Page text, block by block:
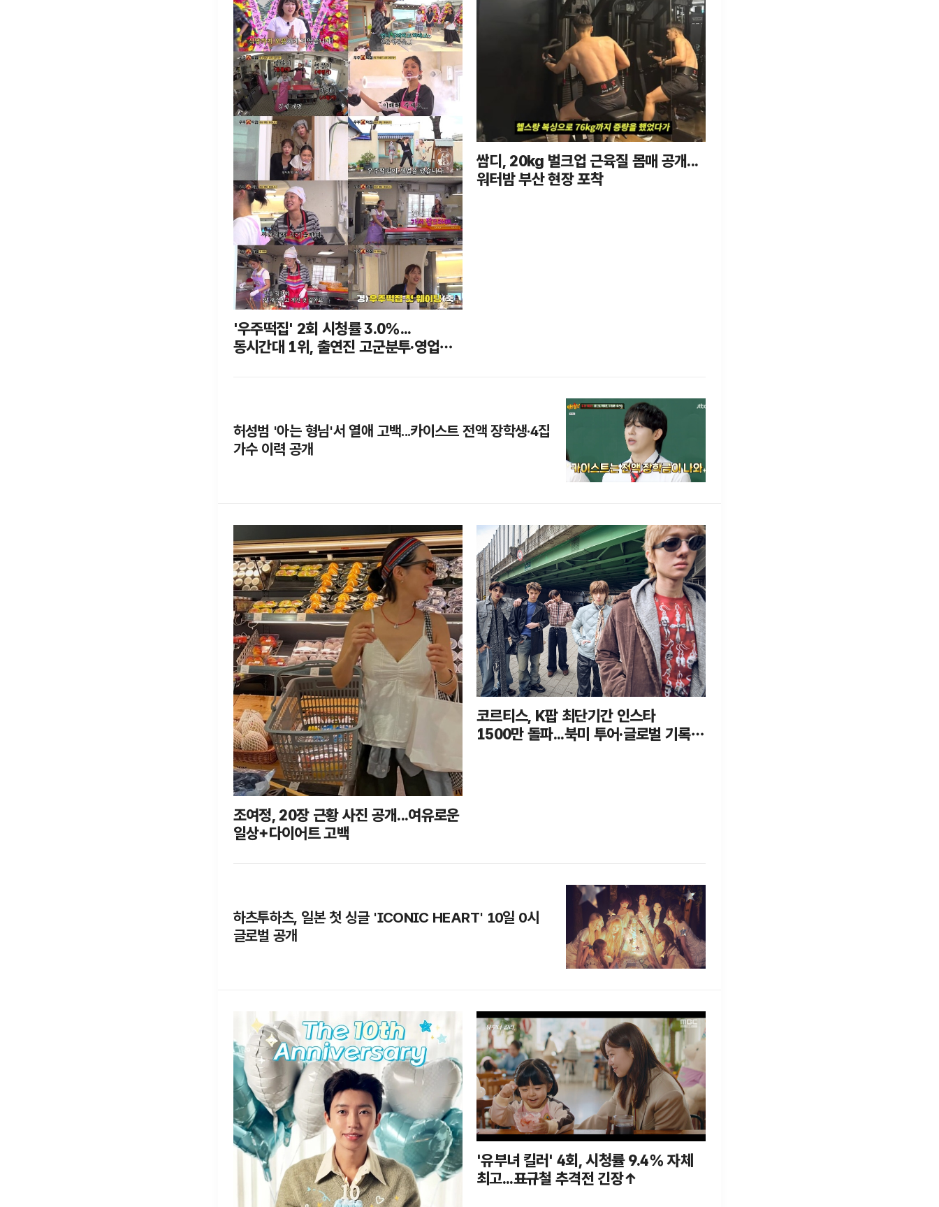
'우주떡집' 2회 시청률 3.0%...
동시간대 1위, 출연진 고군분투·영업
쌈디, 20kg 벌크업 근육질 몸매 공개...
워터밤 부산 현장 포착
허성범 '아는 형님'서 열애 고백...카이스트 전액 장학생·4집
가수 이력 공개
조여정, 20장 근황 사진 공개...여유로운
일상+다이어트 고백
코르티스, K팝 최단기간 인스타
1500만 돌파...북미 투어·글로벌 기록
하츠투하츠, 일본 첫 싱글 'ICONIC HEART' 10일 0시
글로벌 공개
'유부녀 킬러' 4회, 시청률 9.4% 자체
최고...표규철 추격전 긴장↑